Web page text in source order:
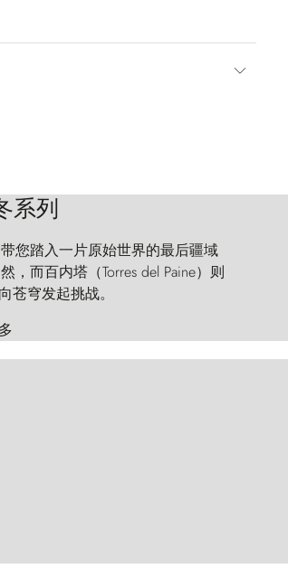
系列
您踏入一片原始世界的最后疆域
而百内塔（Torres del Paine）则
苍穹发起挑战。